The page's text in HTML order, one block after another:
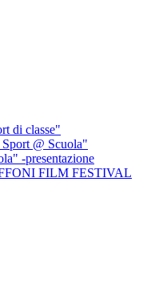
di classe"
@ Scuola"
-presentazione
FILM FESTIVAL